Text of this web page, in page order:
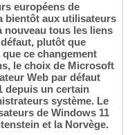
européens de
bientôt aux utilisateurs
nouveau tous les liens
plutôt que
ce changement
le choix de Microsoft
Web par défaut
depuis un certain
système. Le
de Windows 11
et la Norvège.